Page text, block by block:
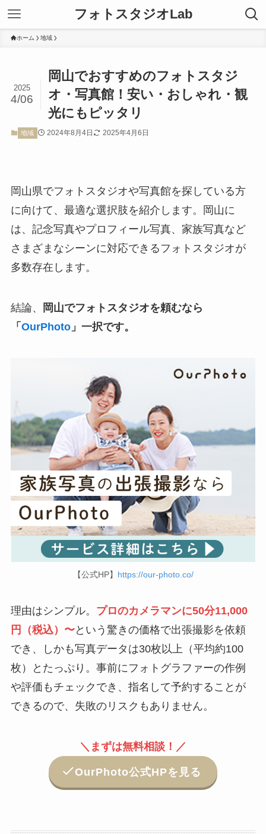
フォトスタジオLab
ホーム 地域
岡山でおすすめのフォトスタジ
オ・写真館！安い・おしゃれ・観
光にもピッタリ
2025
4/06
地域 2024年8月4日 2025年4月6日
岡山県でフォトスタジオや写真館を探している方
に向けて、最適な選択肢を紹介します。岡山に
は、記念写真やプロフィール写真、家族写真など
さまざまなシーンに対応できるフォトスタジオが
多数存在します。
結論、
岡山でフォトスタジオを頼むなら
「 OurPhoto」一択です。
【公式HP】 https://our-photo.co/
理由はシンプル。 プロのカメラマンに50分11,000
円（税込）〜という驚きの価格で出張撮影を依頼
でき、しかも写真データは30枚以上（平均約100
枚）とたっぷり。事前にフォトグラファーの作例
や評価もチェックでき、指名して予約することが
できるので、失敗のリスクもありません。
＼まずは無料相談！／
OurPhoto公式HPを見る